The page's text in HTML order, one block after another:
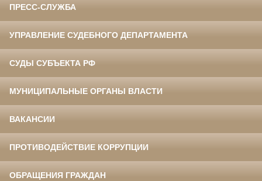
ПРЕСС-СЛУЖБА
УПРАВЛЕНИЕ СУДЕБНОГО ДЕПАРТАМЕНТА
СУДЫ СУБЪЕКТА РФ
МУНИЦИПАЛЬНЫЕ ОРГАНЫ ВЛАСТИ
ВАКАНСИИ
ПРОТИВОДЕЙСТВИЕ КОРРУПЦИИ
ОБРАЩЕНИЯ ГРАЖДАН